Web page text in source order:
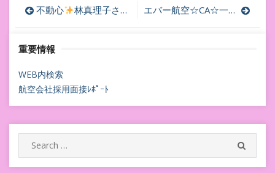
投
稿
ナ
ビ
ゲ
ー
シ
ョ
不動心 林真理子さん 木下山多さん 近藤麻里絵さん
エバー航空☆CA☆一次面接始まりました☆エバー航空CA
重要情報
WEB内検索
航空会社採用面接ﾚﾎﾟｰﾄ
Search
for: